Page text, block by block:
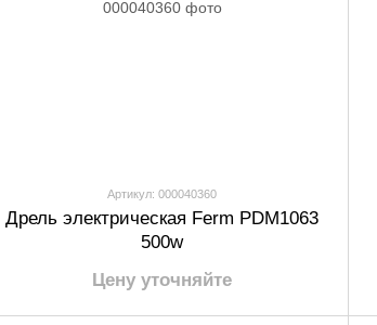
Артикул: 000040360
Дрель электрическая Ferm PDM1063
500w
Цену уточняйте